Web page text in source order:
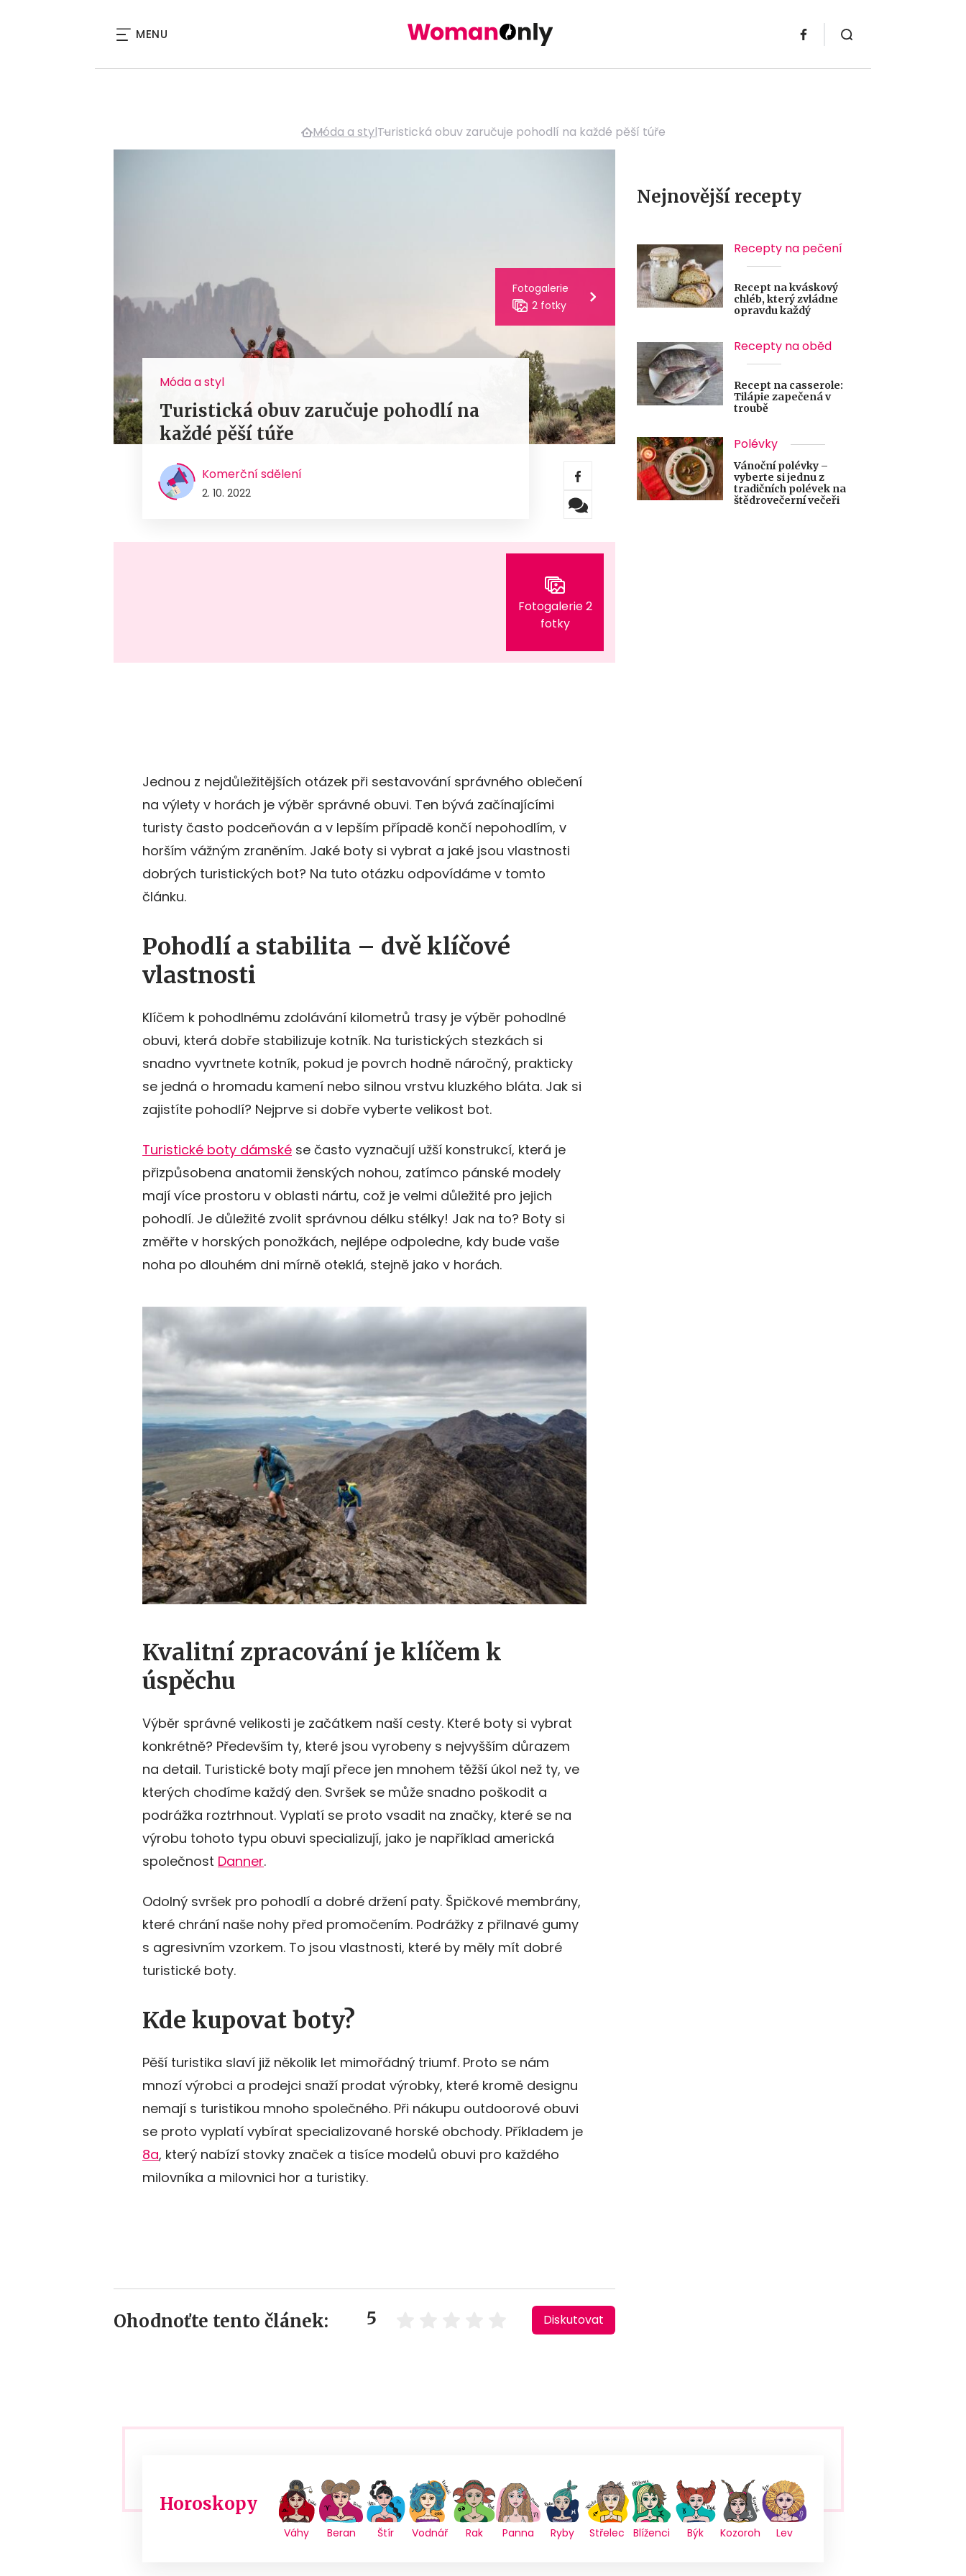
MENU
Móda a stylTuristická obuv zaručuje pohodlí na každé pěší túře
Fotogalerie
2 fotky
Móda a styl
Turistická obuv zaručuje pohodlí na
každé pěší túře
Komerční sdělení
2. 10. 2022
Fotogalerie 2
fotky
Jednou z nejdůležitějších otázek při sestavování správného oblečení
na výlety v horách je výběr správné obuvi. Ten bývá začínajícími
turisty často podceňován a v lepším případě končí nepohodlím, v
horším vážným zraněním. Jaké boty si vybrat a jaké jsou vlastnosti
dobrých turistických bot? Na tuto otázku odpovídáme v tomto
článku.
Pohodlí a stabilita – dvě klíčové
vlastnosti
Klíčem k pohodlnému zdolávání kilometrů trasy je výběr pohodlné
obuvi, která dobře stabilizuje kotník. Na turistických stezkách si
snadno vyvrtnete kotník, pokud je povrch hodně náročný, prakticky
se jedná o hromadu kamení nebo silnou vrstvu kluzkého bláta. Jak si
zajistíte pohodlí? Nejprve si dobře vyberte velikost bot.
Turistické boty dámské se často vyznačují užší konstrukcí, která je
přizpůsobena anatomii ženských nohou, zatímco pánské modely
mají více prostoru v oblasti nártu, což je velmi důležité pro jejich
pohodlí. Je důležité zvolit správnou délku stélky! Jak na to? Boty si
změřte v horských ponožkách, nejlépe odpoledne, kdy bude vaše
noha po dlouhém dni mírně oteklá, stejně jako v horách.
Kvalitní zpracování je klíčem k
úspěchu
Výběr správné velikosti je začátkem naší cesty. Které boty si vybrat
konkrétně? Především ty, které jsou vyrobeny s nejvyšším důrazem
na detail. Turistické boty mají přece jen mnohem těžší úkol než ty, ve
kterých chodíme každý den. Svršek se může snadno poškodit a
podrážka roztrhnout. Vyplatí se proto vsadit na značky, které se na
výrobu tohoto typu obuvi specializují, jako je například americká
společnost Danner.
Odolný svršek pro pohodlí a dobré držení paty. Špičkové membrány,
které chrání naše nohy před promočením. Podrážky z přilnavé gumy
s agresivním vzorkem. To jsou vlastnosti, které by měly mít dobré
turistické boty.
Kde kupovat boty?
Pěší turistika slaví již několik let mimořádný triumf. Proto se nám
mnozí výrobci a prodejci snaží prodat výrobky, které kromě designu
nemají s turistikou mnoho společného. Při nákupu outdoorové obuvi
se proto vyplatí vybírat specializované horské obchody. Příkladem je
8a, který nabízí stovky značek a tisíce modelů obuvi pro každého
milovníka a milovnici hor a turistiky.
Ohodnoťte tento článek: 5 Diskutovat
Nejnovější recepty
Recepty na pečení
Recept na kváskový
chléb, který zvládne
opravdu každý
Recepty na oběd
Recept na casserole:
Tilápie zapečená v
troubě
Polévky
Vánoční polévky –
vyberte si jednu z
tradičních polévek na
štědrovečerní večeři
Horoskopy
Váhy Beran Štír Vodnář Rak Panna Ryby Střelec Blíženci Býk Kozoroh Lev